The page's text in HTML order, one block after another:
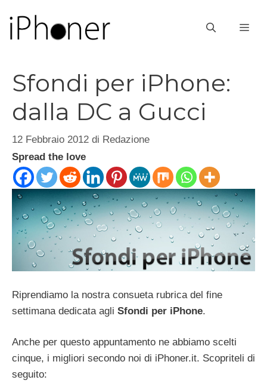
contenuto
Sfondi per iPhone:
dalla DC a Gucci
12 Febbraio 2012 di Redazione
Spread the love
Riprendiamo la nostra consueta rubrica del fine
settimana dedicata agli Sfondi per iPhone.
Anche per questo appuntamento ne abbiamo scelti
cinque, i migliori secondo noi di iPhoner.it. Scopriteli di
seguito: